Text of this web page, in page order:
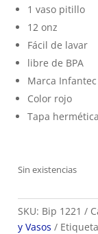
1 vaso pitillo
12 onz
Fácil de lavar
libre de BPA
Marca Infantec
Color rojo
Tapa hermética
Sin existencias
SKU: Bip 1221
y Vasos